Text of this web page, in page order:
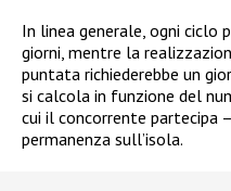
In linea generale, ogni ciclo
giorni, mentre la
puntata richiederebbe un
si calcola in funzione del
cui il concorrente partecipa
permanenza sull’isola.